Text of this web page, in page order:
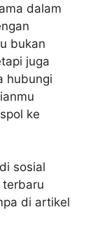
dalam
bukan
juga
hubungi
ke
sosial
di artikel